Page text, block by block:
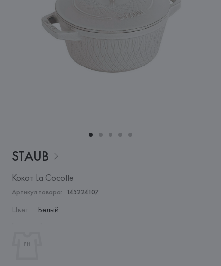
STAUB
Кокот La Cocotte
Артикул товара: 145224107
Цвет: Белый